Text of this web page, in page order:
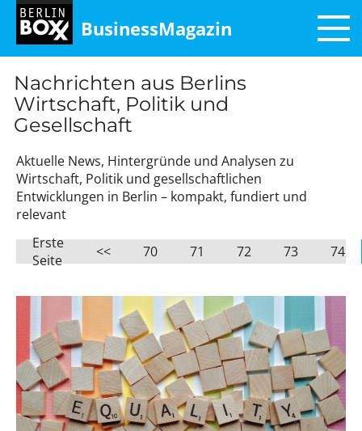
BusinessMagazin
Nachrichten aus Berlins
Wirtschaft, Politik und
Gesellschaft
Aktuelle News, Hintergründe und Analysen zu
Wirtschaft, Politik und gesellschaftlichen
Entwicklungen in Berlin – kompakt, fundiert und
relevant
Erste
Seite
<< 70 71 72 73 74